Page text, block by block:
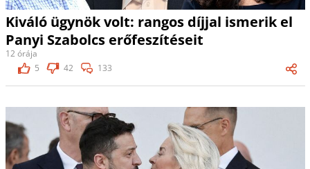
Kiváló ügynök volt: rangos díjjal ismerik el
Panyi Szabolcs erőfeszítéseit
12 órája
5
42 133